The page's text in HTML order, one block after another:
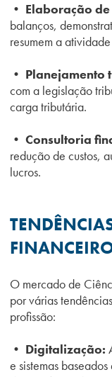
• Elaboração
balanços,
resumem a
• Planejamento
com a legislação
carga tributária.
• Consultoria
redução de custos,
lucros.
O mercado de
por várias
profissão:
• Digitalização:
e sistemas